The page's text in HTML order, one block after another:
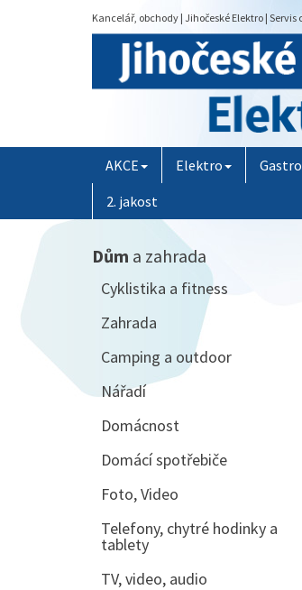
Kancelář, obchody | Jihočeské Elektro |
AKCE Elektro
2. jakost
Dům a zahrada
Cyklistika a fitness
Zahrada
Camping a outdoor
Nářadí
Domácnost
Domácí spotřebiče
Foto, Video
Telefony, chytré hodinky a
tablety
TV, video, audio